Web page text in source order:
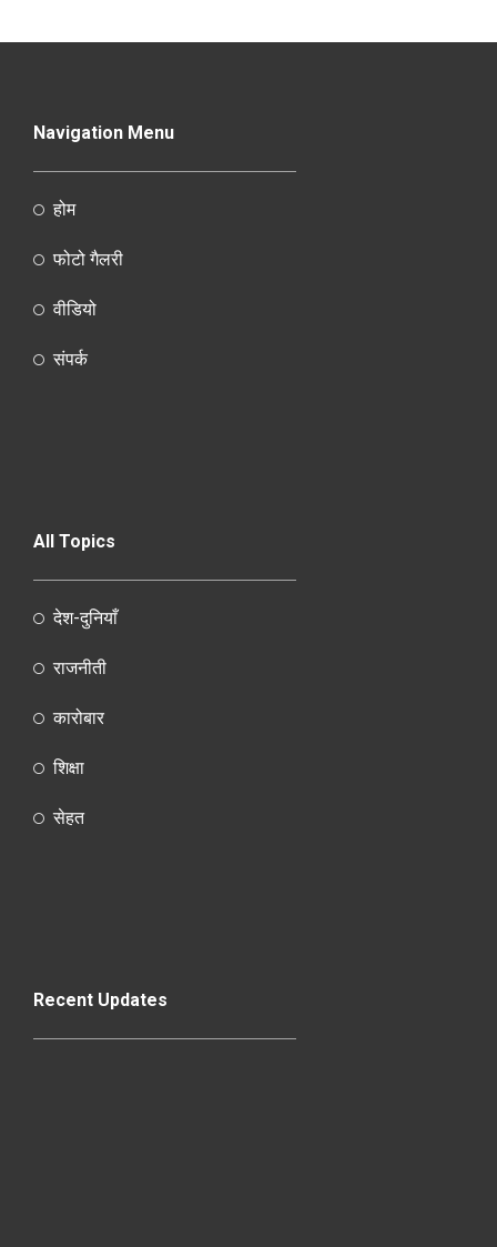
Navigation Menu
होम
फोटो गैलरी
वीडियो
संपर्क
All Topics
देश-दुनियाँ
राजनीती
कारोबार
शिक्षा
सेहत
Recent Updates